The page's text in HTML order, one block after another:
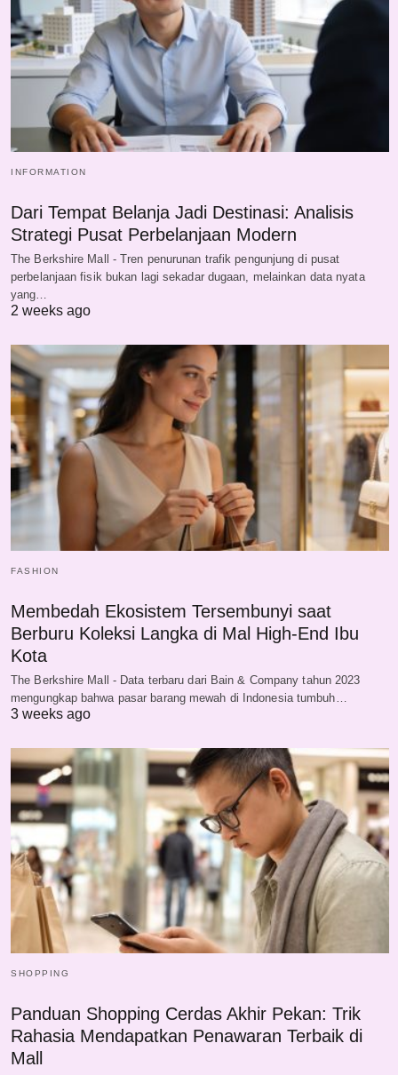
INFORMATION
Dari Tempat Belanja Jadi Destinasi: Analisis
Strategi Pusat Perbelanjaan Modern
The Berkshire Mall - Tren penurunan trafik pengunjung di pusat
perbelanjaan fisik bukan lagi sekadar dugaan, melainkan data nyata
yang…
2 weeks ago
FASHION
Membedah Ekosistem Tersembunyi saat
Berburu Koleksi Langka di Mal High-End Ibu
Kota
The Berkshire Mall - Data terbaru dari Bain & Company tahun 2023
mengungkap bahwa pasar barang mewah di Indonesia tumbuh…
3 weeks ago
SHOPPING
Panduan Shopping Cerdas Akhir Pekan: Trik
Rahasia Mendapatkan Penawaran Terbaik di
Mall